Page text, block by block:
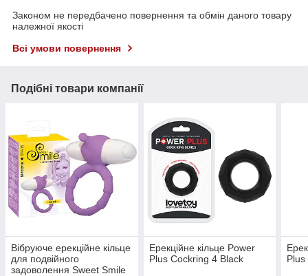
Законом не передбачено повернення та обмін даного товару
належної якості
Всі умови повернення
Подібні товари компанії
Вібруюче ерекційне кільце
для подвійного
задоволення Sweet Smile
Ерекційне кільце Power
Plus Cockring 4 Black